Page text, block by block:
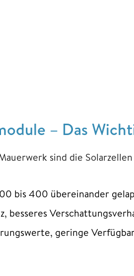
– Das
sind die
bis 400 übereinander
besseres
geringe